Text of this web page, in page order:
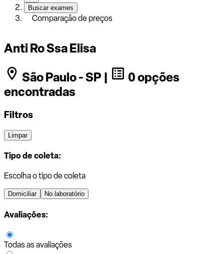
Buscar exames
Comparação de preços
Anti Ro Ssa Elisa
São Paulo - SP |
0 opções
encontradas
Filtros
Limpar
Tipo de coleta:
Escolha o tipo de coleta
Domiciliar No laboratório
Avaliações:
Todas as avaliações